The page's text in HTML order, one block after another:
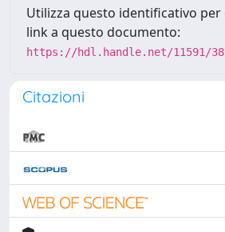
Utilizza questo identificativo
link a questo documento:
https://hdl.handle.net/11591/
Citazioni